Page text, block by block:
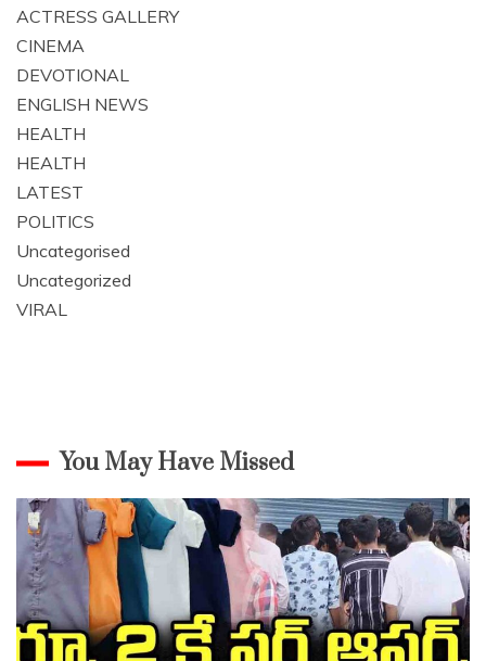
ACTRESS GALLERY
CINEMA
DEVOTIONAL
ENGLISH NEWS
HEALTH
HEALTH
LATEST
POLITICS
Uncategorised
Uncategorized
VIRAL
You May Have Missed